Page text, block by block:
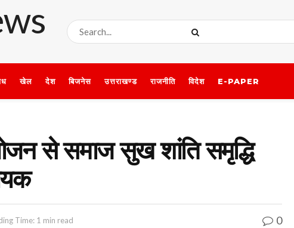
खेल देश बिजनेस उत्तराखण्ड राजनीति विदेश E-PAPER
से समाज सुख शांति समृद्धि
Time: 1 min read 0